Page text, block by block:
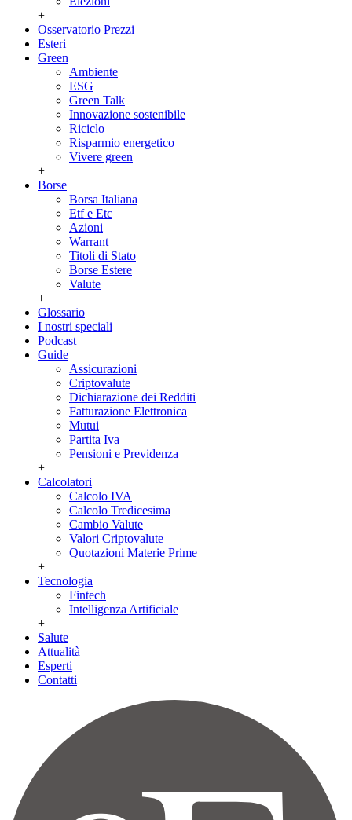
+
Osservatorio Prezzi
Esteri
Green
Ambiente
ESG
Green Talk
Innovazione sostenibile
Riciclo
Risparmio energetico
Vivere green
+
Borse
Borsa Italiana
Etf e Etc
Azioni
Warrant
Titoli di Stato
Borse Estere
Valute
+
Glossario
I nostri speciali
Podcast
Guide
Assicurazioni
Criptovalute
Dichiarazione dei Redditi
Fatturazione Elettronica
Mutui
Partita Iva
Pensioni e Previdenza
+
Calcolatori
Calcolo IVA
Calcolo Tredicesima
Cambio Valute
Valori Criptovalute
Quotazioni Materie Prime
+
Tecnologia
Fintech
Intelligenza Artificiale
+
Salute
Attualità
Esperti
Contatti